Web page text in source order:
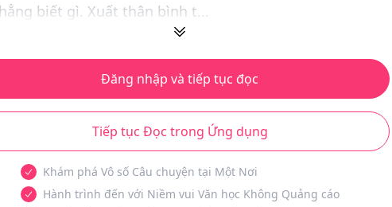
biết gì. Xuất thân bình t...
Đăng nhập và tiếp tục đọc
Tiếp tục Đọc trong Ứng dụng
Khám phá Vô số Câu chuyện tại Một Nơi
Hành trình đến với Niềm vui Văn học Không Quảng cáo